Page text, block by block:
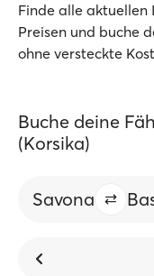
Finde alle aktuellen
Preisen und buche
ohne versteckte
Buche deine
(Korsika)
Savona